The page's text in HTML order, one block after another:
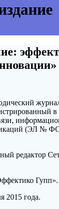
(ЭЛ №
редактор
Гупп».
2015 года.